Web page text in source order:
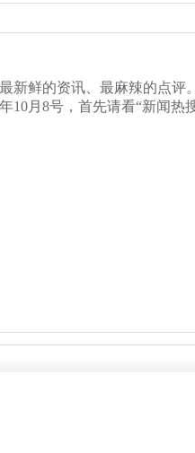
鲜的资讯、最麻辣的点评
10月8号，首先请看“新闻热